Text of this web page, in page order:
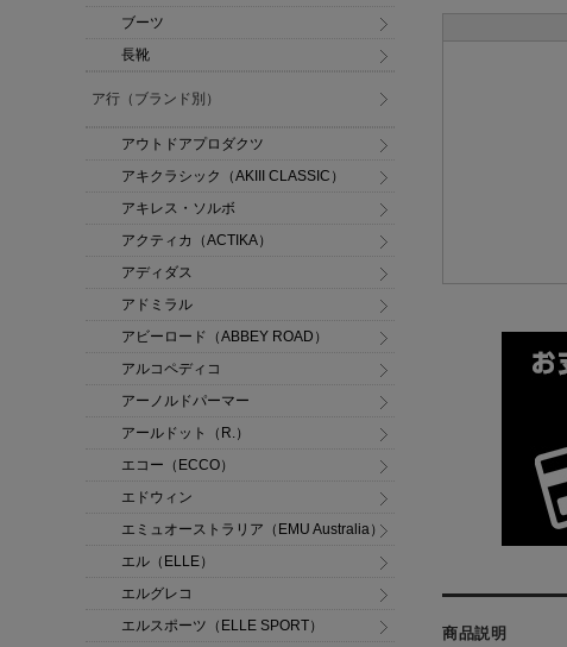
商品説明
ブーツ
長靴
ア行（ブランド別）
アウトドアプロダクツ
アキクラシック（AKIII CLASSIC）
アキレス・ソルボ
アクティカ（ACTIKA）
アディダス
アドミラル
アビーロード（ABBEY ROAD）
アルコペディコ
アーノルドパーマー
アールドット（R.）
エコー（ECCO）
エドウィン
エミュオーストラリア（EMU Australia）
エル（ELLE）
エルグレコ
エルスポーツ（ELLE SPORT）